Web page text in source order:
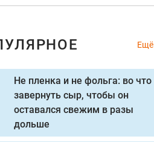
Ещё
Не пленка и не фольга: во что
завернуть сыр, чтобы он
оставался свежим в разы
дольше